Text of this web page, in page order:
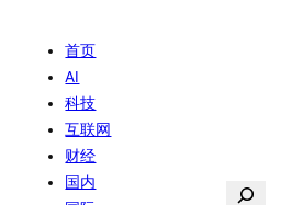
首页
AI
科技
互联网
财经
国内
搜